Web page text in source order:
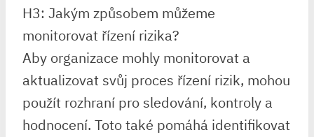
H3: Jakým způsobem můžeme
monitorovat řízení rizika?
Aby organizace mohly monitorovat a
aktualizovat svůj proces řízení rizik, mohou
použít rozhraní pro sledování, kontroly a
hodnocení. Toto také pomáhá identifikovat